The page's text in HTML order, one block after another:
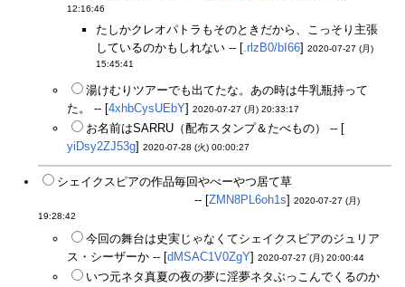
12:16:46
たしかクレオパトラもそのときだから、こっそり主張
しているのかもしれない -- [ .rlzB0/bI66] 2020-07-27 (月)
15:45:41
湯けむりツアーでも出てたな。あの時は牛乳瓶持って
た。 -- [4xhbCysUEbY] 2020-07-27 (月) 20:33:17
お名前はSARRU（配布スタンプ＆たべもの） -- [
yiDsy2ZJ53g] 2020-07-28 (火) 00:00:27
シェイクスピアの作品毎回やべーやつ居て草
-- [ZMN8PL6oh1s] 2020-07-27 (月)
19:28:42
今回の舞台は史実じゃなくてシェイクスピアのジュリア
ス・シーザーか -- [dMSAC1V0ZgY] 2020-07-27 (月) 20:00:44
いつ元ネタ真夏の夜の夢に淫夢ネタぶっこんでくるのか